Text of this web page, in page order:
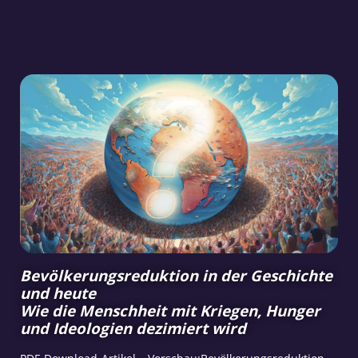
Bevölkerungsreduktion in der Geschichte
und heute
Wie die Menschheit mit Kriegen, Hunger
und Ideologien dezimiert wird